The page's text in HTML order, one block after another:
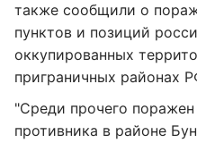
также сообщили о
пунктов и позиций
оккупированных
приграничных районах
"Среди прочего
противника в районе